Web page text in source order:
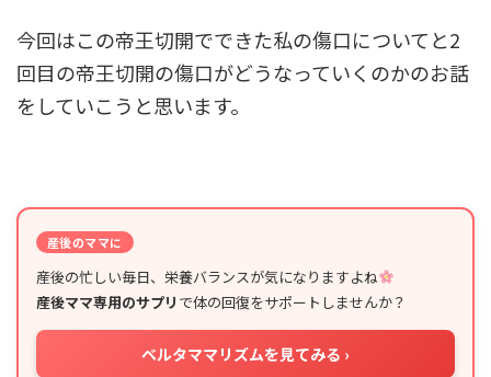
今回はこの帝王切開でできた私の傷口についてと2
回目の帝王切開の傷口がどうなっていくのかのお話
をしていこうと思います。
産後のママに
産後の忙しい毎日、栄養バランスが気になりますよね
産後ママ専用のサプリ で体の回復をサポートしませんか？
ベルタママリズムを見てみる ›